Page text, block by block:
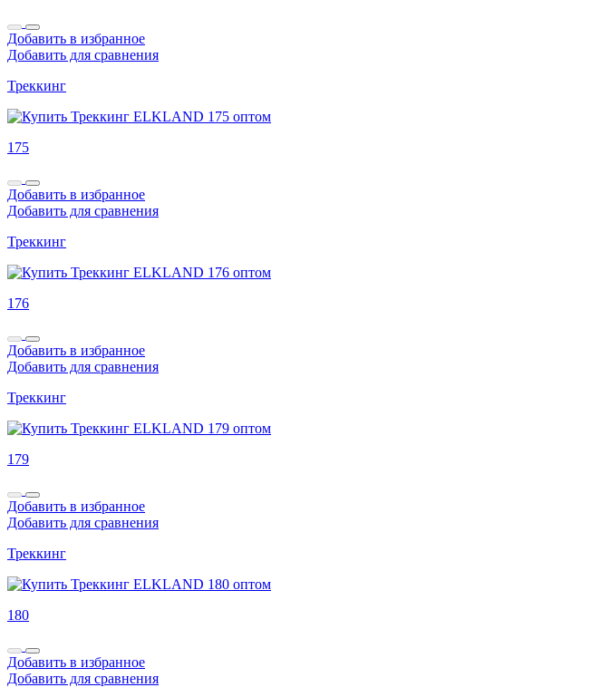
Добавить в избранное
Добавить для сравнения
Треккинг
175
Добавить в избранное
Добавить для сравнения
Треккинг
176
Добавить в избранное
Добавить для сравнения
Треккинг
179
Добавить в избранное
Добавить для сравнения
Треккинг
180
Добавить в избранное
Добавить для сравнения